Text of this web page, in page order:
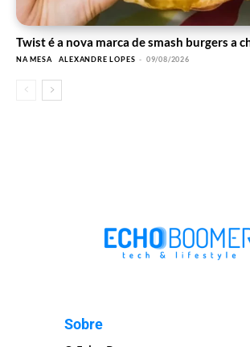
Twist é a nova marca de smash burgers a
NA MESA ALEXANDRE LOPES - 09/08/2026
Sobre